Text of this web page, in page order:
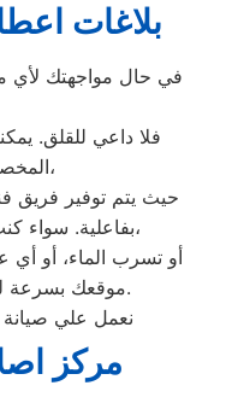
بلاغات
في حال مواجهتك لأي
فلا داعي للقلق.
المخصصة للصيانة الفورية،
حيث يتم توفير فريق
بفاعلية. سواء كنت تعاني من مشاكل في التبريد،
أو تسرب الماء، أو
موقعك بسرعة لتقديم الدعم والصيانة اللازمة.
نعمل علي صيانة
مركز